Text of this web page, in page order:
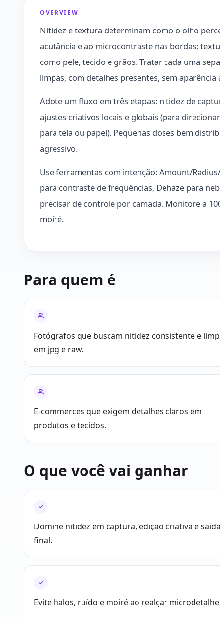
OVERVIEW
Nitidez e textura determinam como o olho
acutância e ao microcontraste nas bordas;
como pele, tecido e grãos. Tratar cada uma
limpas, com detalhes presentes, sem aparência
Adote um fluxo em três etapas: nitidez de
ajustes criativos locais e globais (para
para tela ou papel). Pequenas doses bem
agressivo.
Use ferramentas com intenção: Amount/
para contraste de frequências, Dehaze para
precisar de controle por camada. Monitore a
moiré.
Para quem é
Fotógrafos que buscam nitidez consistente e
em jpg e raw.
E-commerces que exigem detalhes claros em
produtos e tecidos.
O que você vai ganhar
✓
Domine nitidez em captura, edição criativa e saída
final.
✓
Evite halos, ruído e moiré ao realçar